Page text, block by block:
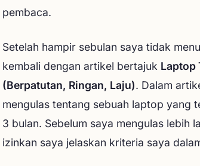
pembaca.
Setelah hampir sebulan saya tidak
kembali dengan artikel bertajuk Laptop
(Berpatutan, Ringan, Laju). Dalam
mengulas tentang sebuah laptop yang
3 bulan. Sebelum saya mengulas lebih
izinkan saya jelaskan kriteria saya